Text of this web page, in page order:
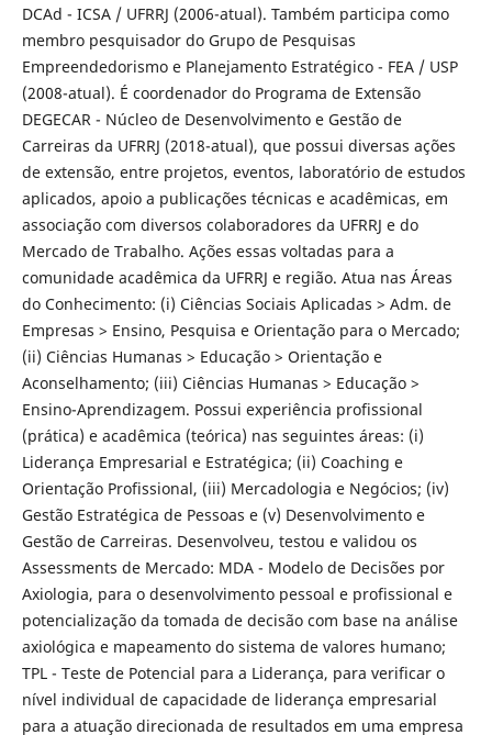
DCAd - ICSA / UFRRJ (2006-atual). Também participa como
membro pesquisador do Grupo de Pesquisas
Empreendedorismo e Planejamento Estratégico - FEA / USP
(2008-atual). É coordenador do Programa de Extensão
DEGECAR - Núcleo de Desenvolvimento e Gestão de
Carreiras da UFRRJ (2018-atual), que possui diversas ações
de extensão, entre projetos, eventos, laboratório de estudos
aplicados, apoio a publicações técnicas e acadêmicas, em
associação com diversos colaboradores da UFRRJ e do
Mercado de Trabalho. Ações essas voltadas para a
comunidade acadêmica da UFRRJ e região. Atua nas Áreas
do Conhecimento: (i) Ciências Sociais Aplicadas > Adm. de
Empresas > Ensino, Pesquisa e Orientação para o Mercado;
(ii) Ciências Humanas > Educação > Orientação e
Aconselhamento; (iii) Ciências Humanas > Educação >
Ensino-Aprendizagem. Possui experiência profissional
(prática) e acadêmica (teórica) nas seguintes áreas: (i)
Liderança Empresarial e Estratégica; (ii) Coaching e
Orientação Profissional, (iii) Mercadologia e Negócios; (iv)
Gestão Estratégica de Pessoas e (v) Desenvolvimento e
Gestão de Carreiras. Desenvolveu, testou e validou os
Assessments de Mercado: MDA - Modelo de Decisões por
Axiologia, para o desenvolvimento pessoal e profissional e
potencialização da tomada de decisão com base na análise
axiológica e mapeamento do sistema de valores humano;
TPL - Teste de Potencial para a Liderança, para verificar o
nível individual de capacidade de liderança empresarial
para a atuação direcionada de resultados em uma empresa